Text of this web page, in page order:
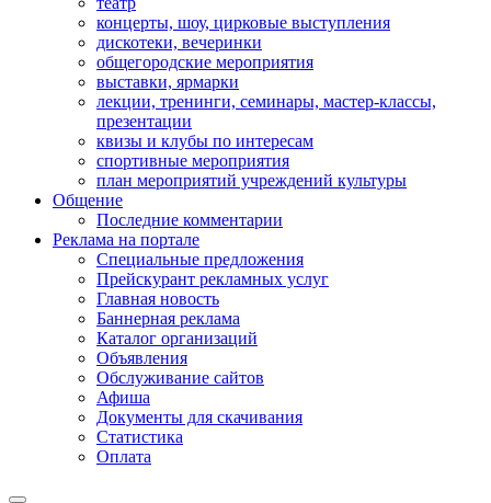
концерты, шоу, цирковые выступления
дискотеки, вечеринки
общегородские мероприятия
выставки, ярмарки
лекции, тренинги, семинары, мастер-классы,
презентации
квизы и клубы по интересам
спортивные мероприятия
план мероприятий учреждений культуры
Общение
Последние комментарии
Реклама на портале
Специальные предложения
Прейскурант рекламных услуг
Главная новость
Баннерная реклама
Каталог организаций
Объявления
Обслуживание сайтов
Афиша
Документы для скачивания
Статистика
Оплата